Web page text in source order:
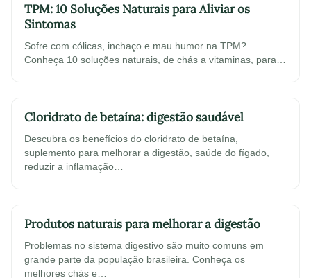
TPM: 10 Soluções Naturais para Aliviar os
Sintomas
Sofre com cólicas, inchaço e mau humor na TPM?
Conheça 10 soluções naturais, de chás a vitaminas, para…
Cloridrato de betaína: digestão saudável
Descubra os benefícios do cloridrato de betaína,
suplemento para melhorar a digestão, saúde do fígado,
reduzir a inflamação…
Produtos naturais para melhorar a digestão
Problemas no sistema digestivo são muito comuns em
grande parte da população brasileira. Conheça os
melhores chás e…